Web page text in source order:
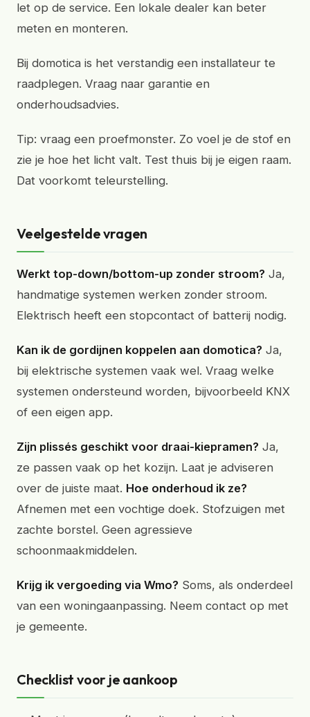
let op de service. Een lokale dealer kan beter
meten en monteren.
Bij domotica is het verstandig een installateur te
raadplegen. Vraag naar garantie en
onderhoudsadvies.
Tip: vraag een proefmonster. Zo voel je de stof en
zie je hoe het licht valt. Test thuis bij je eigen raam.
Dat voorkomt teleurstelling.
Veelgestelde vragen
Werkt top-down/bottom-up zonder stroom? Ja,
handmatige systemen werken zonder stroom.
Elektrisch heeft een stopcontact of batterij nodig.
Kan ik de gordijnen koppelen aan domotica? Ja,
bij elektrische systemen vaak wel. Vraag welke
systemen ondersteund worden, bijvoorbeeld KNX
of een eigen app.
Zijn plissés geschikt voor draai-kiepramen? Ja,
ze passen vaak op het kozijn. Laat je adviseren
over de juiste maat. Hoe onderhoud ik ze?
Afnemen met een vochtige doek. Stofzuigen met
zachte borstel. Geen agressieve
schoonmaakmiddelen.
Krijg ik vergoeding via Wmo? Soms, als onderdeel
van een woningaanpassing. Neem contact op met
je gemeente.
Checklist voor je aankoop